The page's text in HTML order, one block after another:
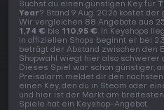
Suchst du einen günstigen Key für
Year? Stand 9 Aug. 2026 kostet der
Wir vergleichen 88 Angebote aus
1,74 € bis 110,95 €. In Keyshops
in offiziellen Shops beginnt er bei
beträgt der Abstand zwischen den
Shopwahl wiegt hier also schwerer
Dieses Spiel war schon günstiger,
Preisalarm meldet dir den nächsten
einen Key, den du in Steam oder
und hier ist der Markt am
Spiele hat ein Keyshop-Angebot.